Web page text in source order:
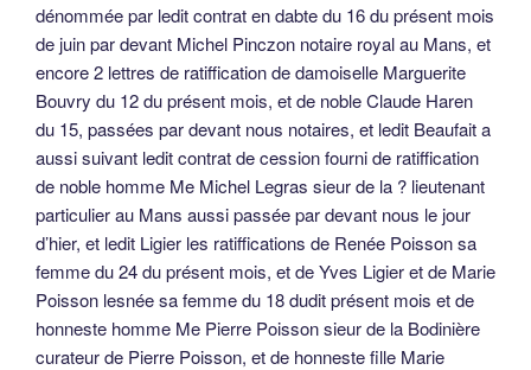
dénommée par ledit contrat en dabte du 16 du présent mois
de juin par devant Michel Pinczon notaire royal au Mans, et
encore 2 lettres de ratiffication de damoiselle Marguerite
Bouvry du 12 du présent mois, et de noble Claude Haren
du 15, passées par devant nous notaires, et ledit Beaufait a
aussi suivant ledit contrat de cession fourni de ratiffication
de noble homme Me Michel Legras sieur de la ? lieutenant
particulier au Mans aussi passée par devant nous le jour
d’hier, et ledit Ligier les ratiffications de Renée Poisson sa
femme du 24 du présent mois, et de Yves Ligier et de Marie
Poisson lesnée sa femme du 18 dudit présent mois et de
honneste homme Me Pierre Poisson sieur de la Bodinière
curateur de Pierre Poisson, et de honneste fille Marie